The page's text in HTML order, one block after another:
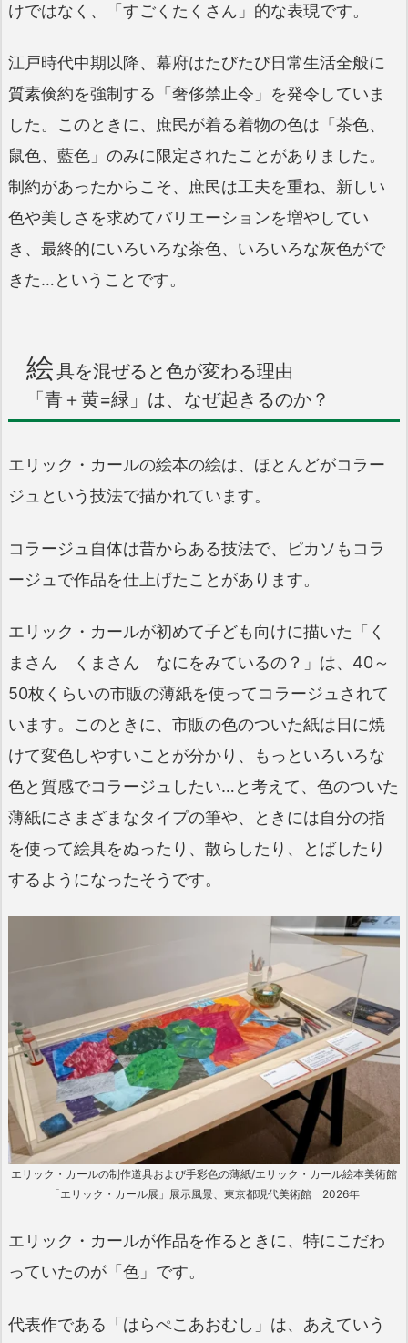
けではなく、「すごくたくさん」的な表現です。
江戸時代中期以降、幕府はたびたび日常生活全般に
質素倹約を強制する「奢侈禁止令」を発令していま
した。このときに、庶民が着る着物の色は「茶色、
鼠色、藍色」のみに限定されたことがありました。
制約があったからこそ、庶民は工夫を重ね、新しい
色や美しさを求めてバリエーションを増やしてい
き、最終的にいろいろな茶色、いろいろな灰色がで
きた…ということです。
絵具を混ぜると色が変わる理由
「青＋黄=緑」は、なぜ起きるのか？
エリック・カールの絵本の絵は、ほとんどがコラー
ジュという技法で描かれています。
コラージュ自体は昔からある技法で、ピカソもコラ
ージュで作品を仕上げたことがあります。
エリック・カールが初めて子ども向けに描いた「く
まさん くまさん なにをみているの？」は、40～
50枚くらいの市販の薄紙を使ってコラージュされて
います。このときに、市販の色のついた紙は日に焼
けて変色しやすいことが分かり、もっといろいろな
色と質感でコラージュしたい…と考えて、色のついた
薄紙にさまざまなタイプの筆や、ときには自分の指
を使って絵具をぬったり、散らしたり、とばしたり
するようになったそうです。
エリック・カールの制作道具および手彩色の薄紙/エリック・カール絵本美術館
「エリック・カール展」展示風景、東京都現代美術館 2026年
エリック・カールが作品を作るときに、特にこだわ
っていたのが「色」です。
代表作である「はらぺこあおむし」は、あえていう